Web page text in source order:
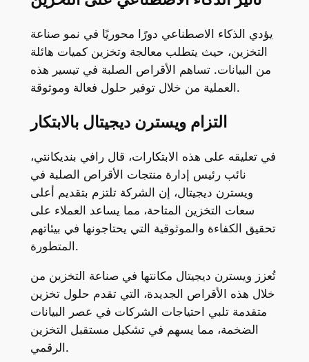
يؤدي الذكاء الاصطناعي دورًا محوريًا في نمو صناعة
التخزين، حيث يتطلب معالجة وتخزين كميات هائلة
من البيانات. تساهم الأقراص الصلبة في تيسير هذه
العملية من خلال توفير حلول فعالة وموثوقة.
التزام ويسترن ديجيتال بالابتكار
في تعليقه على هذه الابتكارات، قال رافي بنديكانتي،
نائب رئيس إدارة منتجات الأقراص الصلبة في
ويسترن ديجيتال، إن الشركة تلتزم بتقديم أعلى
سعات التخزين المتاحة، مما يساعد العملاء على
تحقيق الكفاءة والموثوقية التي يحتاجونها في بيئاتهم
المتطورة.
تُعزز ويسترن ديجيتال مكانتها في صناعة التخزين من
خلال هذه الأقراص الجديدة، التي تقدم حلول تخزين
متقدمة تلبي احتياجات الشركات في عصر البيانات
الضخمة، مما يسهم في تشكيل مستقبل التخزين
الرقمي.